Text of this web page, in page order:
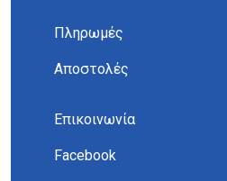
Πληρωμές
Αποστολές
Επικοινωνία
Facebook